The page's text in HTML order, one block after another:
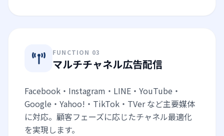
FUNCTION 03
マルチチャネル広告配信
Facebook・Instagram・LINE・YouTube・
Google・Yahoo!・TikTok・TVer など主要媒体
に対応。顧客フェーズに応じたチャネル最適化
を実現します。